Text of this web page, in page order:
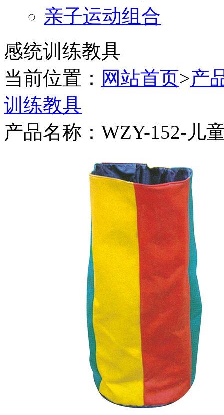
亲子运动组合
感统训练教具
当前位置： 网站首页>产
训练教具
产品名称：WZY-152-儿